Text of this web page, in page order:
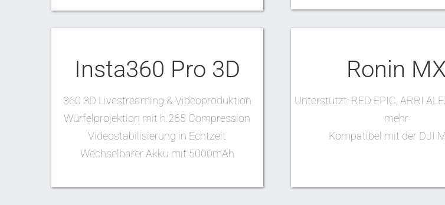
Insta360 Pro 3D
360 3D Livestreaming & Videoproduktion
Würfelprojektion mit h.265 Compression
Videostabilisierung in Echtzeit
Wechselbarer Akku mit 5000mAh
Ronin
Unterstützt: RED EPIC, ARRI
mehr
Kompatibel mit der DJI